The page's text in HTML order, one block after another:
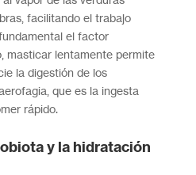
facilitando el trabajo
el factor
masticar lentamente permite
la digestión de los
que es la ingesta
rápido.
y la hidratación